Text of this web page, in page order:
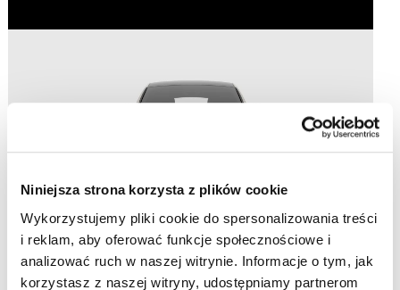
Niniejsza strona korzysta z plików cookie
Wykorzystujemy pliki cookie do spersonalizowania treści
i reklam, aby oferować funkcje społecznościowe i
analizować ruch w naszej witrynie. Informacje o tym, jak
korzystasz z naszej witryny, udostępniamy partnerom
Play
Video